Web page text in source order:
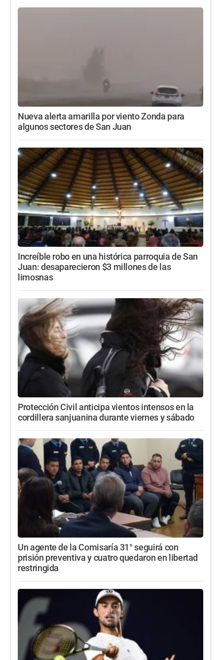
Nueva alerta amarilla por viento Zonda para
algunos sectores de San Juan
Increíble robo en una histórica parroquia de San
Juan: desaparecieron $3 millones de las
limosnas
Protección Civil anticipa vientos intensos en la
cordillera sanjuanina durante viernes y sábado
Un agente de la Comisaría 31° seguirá con
prisión preventiva y cuatro quedaron en libertad
restringida